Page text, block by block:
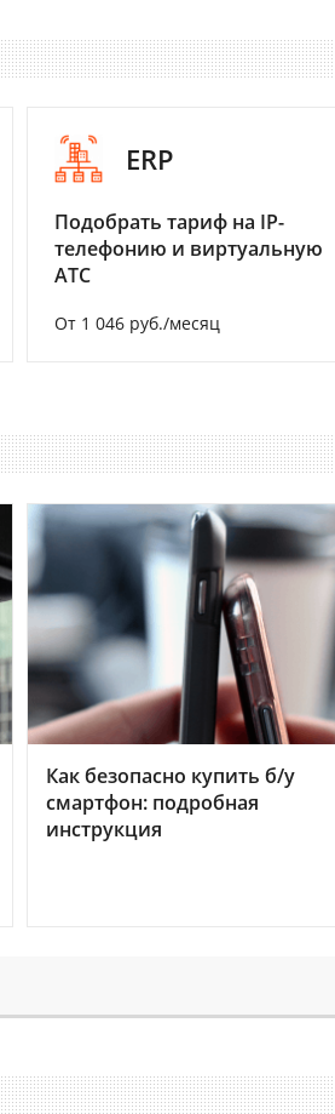
ERP
Подобрать тариф на IP-
телефонию и виртуальную
АТС
От 1 046 руб./месяц
Как безопасно купить б/у
смартфон: подробная
инструкция